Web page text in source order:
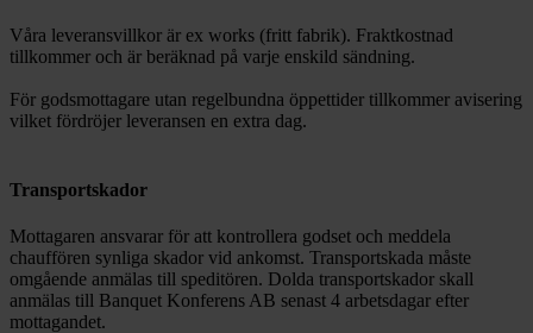
Våra leveransvillkor är ex works (fritt fabrik). Fraktkostnad
tillkommer och är beräknad på varje enskild sändning.
För godsmottagare utan regelbundna öppettider tillkommer avisering
vilket fördröjer leveransen en extra dag.
Transportskador
Mottagaren ansvarar för att kontrollera godset och meddela
chauffören synliga skador vid ankomst. Transportskada måste
omgående anmälas till speditören. Dolda transportskador skall
anmälas till Banquet Konferens AB senast 4 arbetsdagar efter
mottagandet.